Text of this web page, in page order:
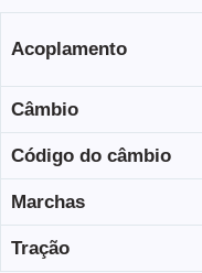
Acoplamento
Câmbio
Código do câmbio
Marchas
Tração